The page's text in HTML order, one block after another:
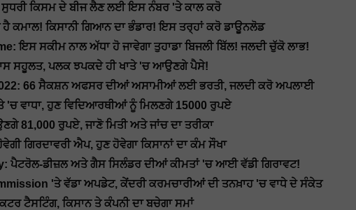
ਕਿਸਮ ਦੇ ਬੀਜ ਲੈਣ ਲਈ ਇਸ ਨੰਬਰ 'ਤੇ ਕਾਲ ਕਰੋ
ਕਮਾਲ! ਕਿਸਾਨੀ ਗਿਆਨ ਦਾ ਭੰਡਾਰ! ਇਸ ਤਰ੍ਹਾਂ ਕਰੋ ਡਾਊਨਲੋਡ
ਇਸ ਸਕੀਮ ਨਾਲ ਅੱਧਾ ਹੋ ਜਾਵੇਗਾ ਤੁਹਾਡਾ ਬਿਜਲੀ ਬਿੱਲ! ਜਲਦੀ ਚੁੱਕੋ ਲਾਭ!
ਸਹੂਲਤ, ਪਲਕ ਝਪਕਦੇ ਹੀ ਖਾਤੇ 'ਚ ਆਉਣਗੇ ਪੈਸੇ!
66 ਸੈਕਸ਼ਨ ਅਫਸਰ ਦੀਆਂ ਅਸਾਮੀਆਂ ਲਈ ਭਰਤੀ, ਜਲਦੀ ਕਰੋ ਅਪਲਾਈ
'ਚ ਵਾਧਾ, ਹੁਣ ਵਿਦਿਆਰਥੀਆਂ ਨੂੰ ਮਿਲਣਗੇ 15000 ਰੁਪਏ
81,000 ਰੁਪਏ, ਜਾਣੋ ਮਿਤੀ ਅਤੇ ਜਾਂਚ ਦਾ ਤਰੀਕਾ
ਗਿਰਦਾਵਰੀ ਐਪ, ਹੁਣ ਹੋਵੇਗਾ ਕਿਸਾਨਾਂ ਦਾ ਕੰਮ ਸੌਖਾ
ਪੈਟਰੋਲ-ਡੀਜ਼ਲ ਅਤੇ ਗੈਸ ਸਿਲੰਡਰ ਦੀਆਂ ਕੀਮਤਾਂ 'ਚ ਆਈ ਵੱਡੀ ਗਿਰਾਵਟ!
'ਤੇ ਵੱਡਾ ਅਪਡੇਟ, ਕੇਂਦਰੀ ਕਰਮਚਾਰੀਆਂ ਦੀ ਤਨਖ਼ਾਹ 'ਚ ਵਾਧੇ ਦੇ ਸੰਕੇਤ
ਟੈਸਟਿੰਗ, ਕਿਸਾਨ ਤੇ ਕੰਪਨੀ ਦਾ ਬਚੇਗਾ ਸਮਾਂ